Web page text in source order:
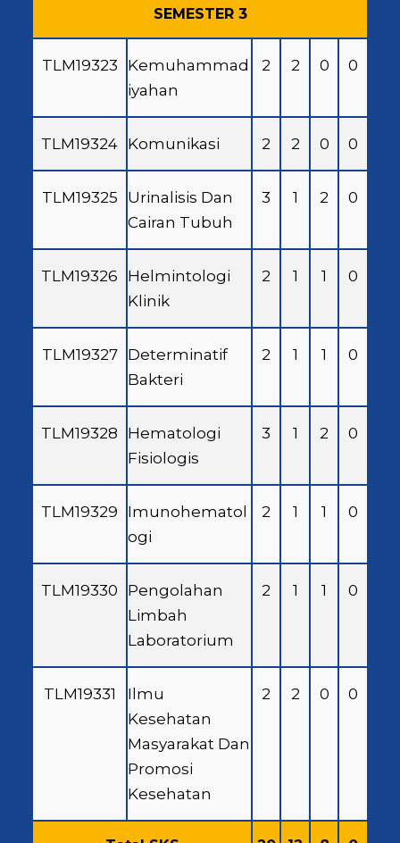
SEMESTER 3
TLM19323
Kemuhammad
iyahan
2 2 0 0
TLM19324 Komunikasi 2 2 0 0
TLM19325
Urinalisis Dan
Cairan Tubuh
3 1 2 0
TLM19326
Helmintologi
Klinik
2 1 1 0
TLM19327
Determinatif
Bakteri
2 1 1 0
TLM19328
Hematologi
Fisiologis
3 1 2 0
TLM19329
Imunohematol
ogi
2 1 1 0
TLM19330
Pengolahan
Limbah
Laboratorium
2 1 1 0
TLM19331
Ilmu
Kesehatan
Masyarakat Dan
Promosi
Kesehatan
2 2 0 0